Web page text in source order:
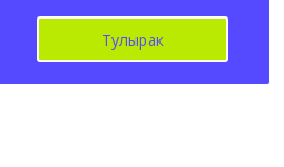
Тулырак